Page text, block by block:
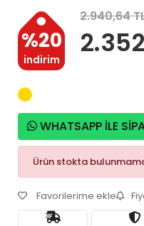
%20
indirim
2.940,64
WHATSAPP İLE
Ürün stokta
Favorilerime ekle